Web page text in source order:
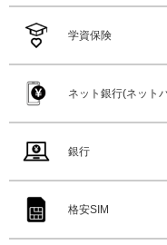
学資保険
ネット銀行(ネット
銀行
格安SIM